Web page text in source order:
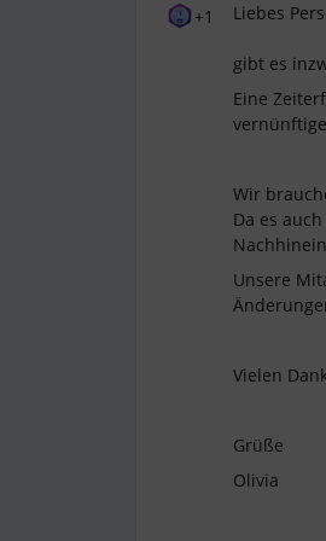
+1 Liebes
gibt es
Eine
Wir
Da es
Unsere
Vielen
Grüße
Olivia